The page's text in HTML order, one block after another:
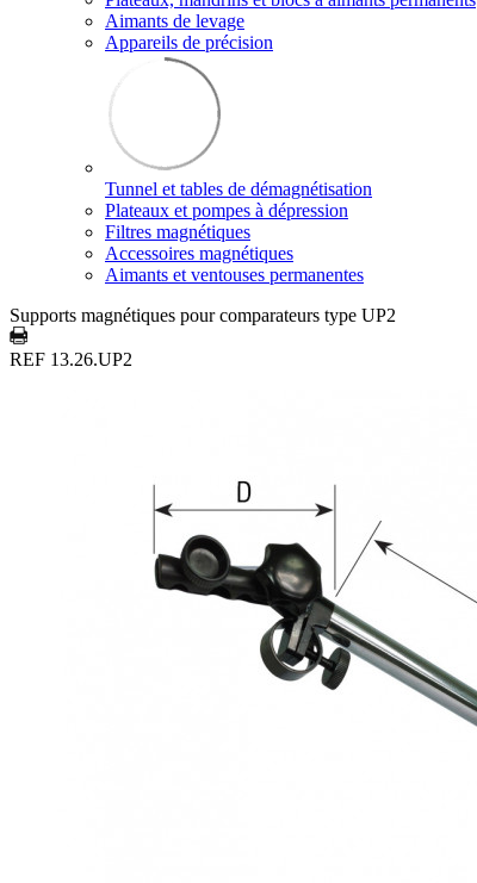
Aimants de levage
Appareils de précision
Tunnel et tables de démagnétisation
Plateaux et pompes à dépression
Filtres magnétiques
Accessoires magnétiques
Aimants et ventouses permanentes
Supports magnétiques pour comparateurs type UP2
REF 13.26.UP2